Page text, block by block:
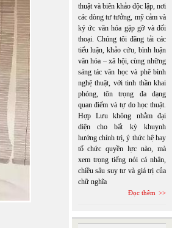
thuật và biên khảo độc lập, nơi
các dòng tư tưởng, mỹ cảm và
ký ức văn hóa gặp gỡ và đối
thoại. Chúng tôi đăng tải các
tiểu luận, khảo cứu, bình luận
văn hóa – xã hội, cùng những
sáng tác văn học và phê bình
nghệ thuật, với tinh thần khai
phóng, tôn trọng đa dạng
quan điểm và tự do học thuật.
Hợp Lưu không nhằm đại
diện cho bất kỳ khuynh
hướng chính trị, ý thức hệ hay
tổ chức quyền lực nào, mà
xem trọng tiếng nói cá nhân,
chiều sâu suy tư và giá trị của
chữ nghĩa
Đọc thêm